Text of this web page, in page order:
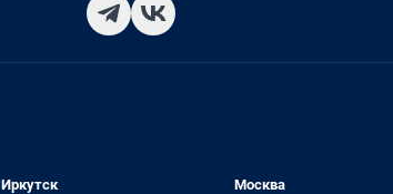
Иркутск
Москва